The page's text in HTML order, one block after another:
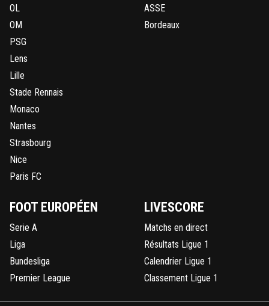
OL
OM
PSG
Lens
Lille
Stade Rennais
Monaco
Nantes
Strasbourg
Nice
Paris FC
ASSE
Bordeaux
FOOT EUROPÉEN
Serie A
Liga
Bundesliga
Premier League
LIVESCORE
Matchs en direct
Résultats Ligue 1
Calendrier Ligue 1
Classement Ligue 1